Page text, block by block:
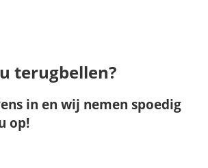
terugbellen?
in en wij nemen spoedig
op!